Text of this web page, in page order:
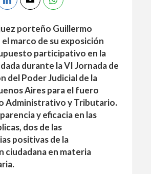
porteño Guillermo
marco de su exposición
participativo en la
durante la VI Jornada de
del Poder Judicial de la
Aires para el fuero
Administrativo y Tributario.
y eficacia en las
dos de las
positivas de la
ciudadana en materia